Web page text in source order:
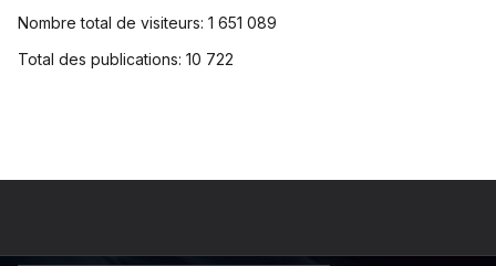
Nombre total de visiteurs: 1 651 089
Total des publications: 10 722